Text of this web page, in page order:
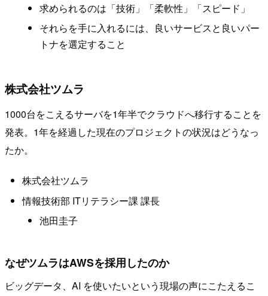
求められるのは「技術」「柔軟性」「スピード」
それらを手に入れるには、良いサービスと良いパー
トナを選定すること
株式会社ツムラ
1000台をこえるサーバを1年半でクラウドへ移行することを
発表。1年を経過した現在のプロジェクトの状況はどうなっ
たか。
株式会社ツムラ
情報技術部 ITリテラシー課 課長
池田圭子
なぜツムラはAWSを採用したのか
ビッグデータ、AI を使いたいという現場の声にこたえるこ